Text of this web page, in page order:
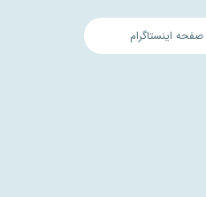
صفحه اینستاگرام